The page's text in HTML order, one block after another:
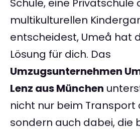
Schule, eine Privatschule
multikulturellen
entscheidest, Umeå hat
Lösung für dich. Das
Umzugsunternehmen
Lenz aus München
nicht nur beim Transport
sondern auch dabei, die